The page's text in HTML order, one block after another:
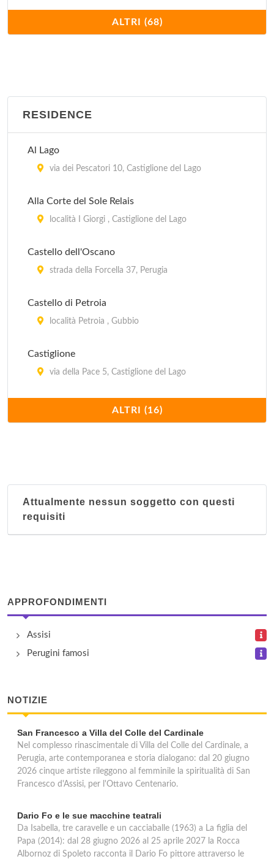
località Torregrosso 19/A, Castel Ritaldi
Casale Baldelli
Casale Boschetto
Casalfarneto
Casali della Ghisleria
ALTRI (68)
RESIDENCE
Al Lago
via dei Pescatori 10, Castiglione del Lago
Alla Corte del Sole Relais
località I Giorgi , Castiglione del Lago
Castello dell'Oscano
strada della Forcella 37, Perugia
Castello di Petroia
località Petroia , Gubbio
Castiglione
via della Pace 5, Castiglione del Lago
Costa del Loco Borgo Rurale
località Costa del Loco , Collazzone
I Capricci di Merion
Isola Verde
Le Quattro Stagioni
ALTRI (16)
Attualmente nessun soggetto con questi
requisiti
APPROFONDIMENTI
Assisi
Perugini famosi
NOTIZIE
San Francesco a Villa del Colle del Cardinale
Nel complesso rinascimentale di Villa del Colle del Cardinale, a
Perugia, arte contemporanea e storia dialogano: dal 20 giugno
2026 cinque artiste rileggono al femminile la spiritualità di San
Francesco d'Assisi, per l'Ottavo Centenario.
Dario Fo e le sue macchine teatrali
Da Isabella, tre caravelle e un cacciaballe (1963) a La figlia del
Papa (2014): dal 28 giugno 2026 al 25 aprile 2027 la Rocca
Albornoz di Spoleto racconta il Dario Fo pittore attraverso le